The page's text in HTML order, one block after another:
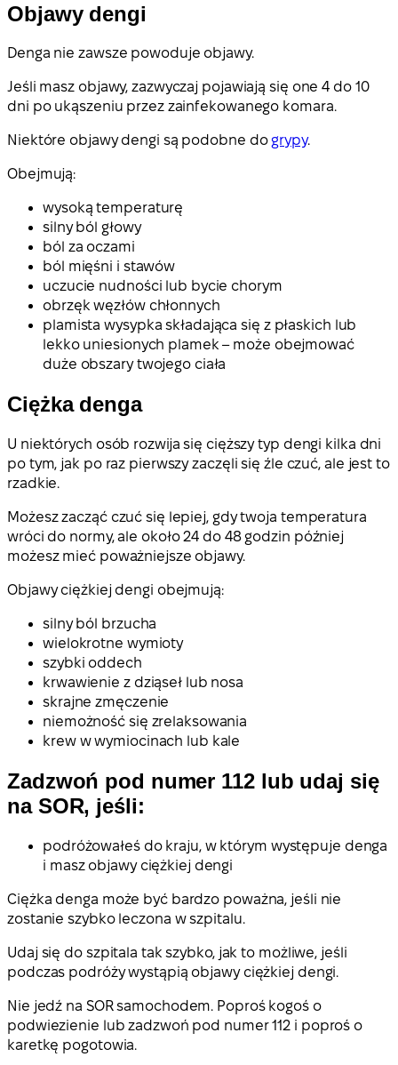
Objawy dengi
Denga nie zawsze powoduje objawy.
Jeśli masz objawy, zazwyczaj pojawiają się one 4 do 10
dni po ukąszeniu przez zainfekowanego komara.
Niektóre objawy dengi są podobne do grypy.
Obejmują:
wysoką temperaturę
silny ból głowy
ból za oczami
ból mięśni i stawów
uczucie nudności lub bycie chorym
obrzęk węzłów chłonnych
plamista wysypka składająca się z płaskich lub
lekko uniesionych plamek – może obejmować
duże obszary twojego ciała
Ciężka denga
U niektórych osób rozwija się cięższy typ dengi kilka dni
po tym, jak po raz pierwszy zaczęli się źle czuć, ale jest to
rzadkie.
Możesz zacząć czuć się lepiej, gdy twoja temperatura
wróci do normy, ale około 24 do 48 godzin później
możesz mieć poważniejsze objawy.
Objawy ciężkiej dengi obejmują:
silny ból brzucha
wielokrotne wymioty
szybki oddech
krwawienie z dziąseł lub nosa
skrajne zmęczenie
niemożność się zrelaksowania
krew w wymiocinach lub kale
Zadzwoń pod numer 112 lub udaj się
na SOR, jeśli:
podróżowałeś do kraju, w którym występuje denga
i masz objawy ciężkiej dengi
Ciężka denga może być bardzo poważna, jeśli nie
zostanie szybko leczona w szpitalu.
Udaj się do szpitala tak szybko, jak to możliwe, jeśli
podczas podróży wystąpią objawy ciężkiej dengi.
Nie jedź na SOR samochodem. Poproś kogoś o
podwiezienie lub zadzwoń pod numer 112 i poproś o
karetkę pogotowia.